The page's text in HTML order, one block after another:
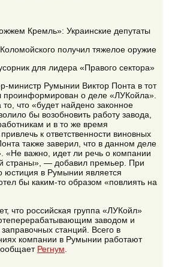
Кремль»: Украинские депутаты
получил тяжелое оружие
для лидера «Правого сектора»
министр Румынии Виктор Понта в тот
проинформирован о деле «ЛУКойла».
что «будет найдено законное
бы возобновить работу завода,
и в то же время
к ответственности виновных
также заверил, что в данном деле
«Не важно, идет ли речь о компании
страны», — добавил премьер. При
юстиция в Румынии является
бы каким-то образом «повлиять на
что российская группа «ЛУКойл»
заводом и
станций. Всего в
компании в Румынии работают
Регнум